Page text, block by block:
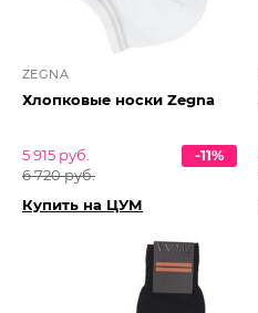
ZEGNA
Хлопковые носки Zegna
5 915 руб.
6 720 руб.
-11%
Купить на ЦУМ